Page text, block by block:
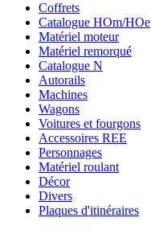
Coffrets
Catalogue HOm/HOe
Matériel moteur
Matériel remorqué
Catalogue N
Autorails
Machines
Wagons
Voitures et fourgons
Accessoires REE
Personnages
Matériel roulant
Décor
Divers
Plaques d'itinéraires